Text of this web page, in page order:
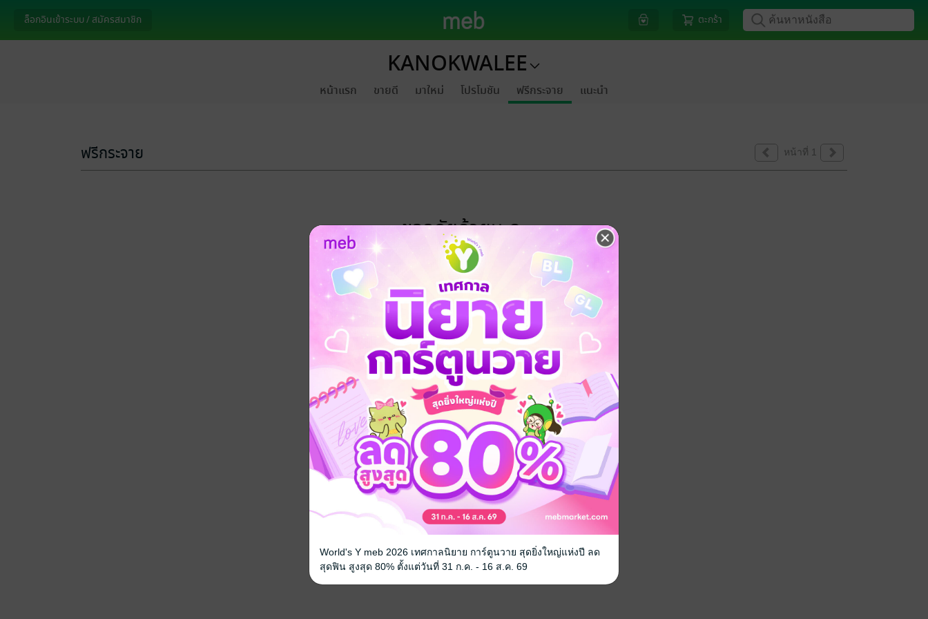
ล็อกอินเข้าระบบ / สมัครสมาชิก ตะกร้า
KANOKWALEE
หน้าแรก ขายดี มาใหม่ โปรโมชัน ฟรีกระจาย แนะนำ
ฟรีกระจาย หน้าที่ 1
ขออภัยด้วยนะคะ
ไม่พบข้อมูลในหัวข้อที่คุณกำลังชมค่ะ
World's Y meb 2026 เทศกาลนิยาย การ์ตูนวาย สุดยิ่งใหญ่แห่งปี ลด
สุดฟิน สูงสุด 80% ตั้งแต่วันที่ 31 ก.ค. - 16 ส.ค. 69